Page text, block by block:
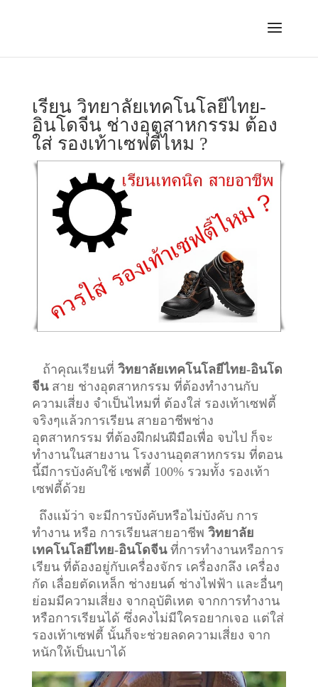
เรียน วิทยาลัยเทคโนโลยีไทย-
อินโดจีน ช่างอุตสาหกรรม ต้อง
ใส่ รองเท้าเซฟตี้ไหม ?
ถ้าคุณเรียนที่ วิทยาลัยเทคโนโลยีไทย-อินโด
จีนสาย ช่างอุตสาหกรรม ที่ต้องทำงานกับ
ความเสี่ยง จำเป็นไหมที่ ต้องใส่ รองเท้าเซฟตี้
จริงๆแล้วการเรียน สายอาชีพช่าง
อุตสาหกรรม ที่ต้องฝึกฝนฝีมือเพื่อ จบไป ก็จะ
ทำงานในสายงาน โรงงานอุตสาหกรรม ที่ตอน
นี้มีการบังคับใช้ เซฟตี้ 100% รวมทั้ง รองเท้า
เซฟตี้ด้วย
ถึงแม้ว่า จะมีการบังคับหรือไม่บังคับ การ
ทำงาน หรือ การเรียนสายอาชีพ วิทยาลัย
เทคโนโลยีไทย-อินโดจีนที่การทำงานหรือการ
เรียน ที่ต้องอยู่กับเครื่องจักร เครื่องกลึง เครื่อง
กัด เลื่อยตัดเหล็ก ช่างยนต์ ช่างไฟฟ้า และอื่นๆ
ย่อมมีความเสี่ยง จากอุบัติเหต จากการทำงาน
หรือการเรียนได้ ซึ่งคงไม่มีใครอยากเจอ แต่ใส่
รองเท้าเซฟตี้ นั้นก็จะช่วยลดความเสี่ยง จาก
หนักให้เป็นเบาได้